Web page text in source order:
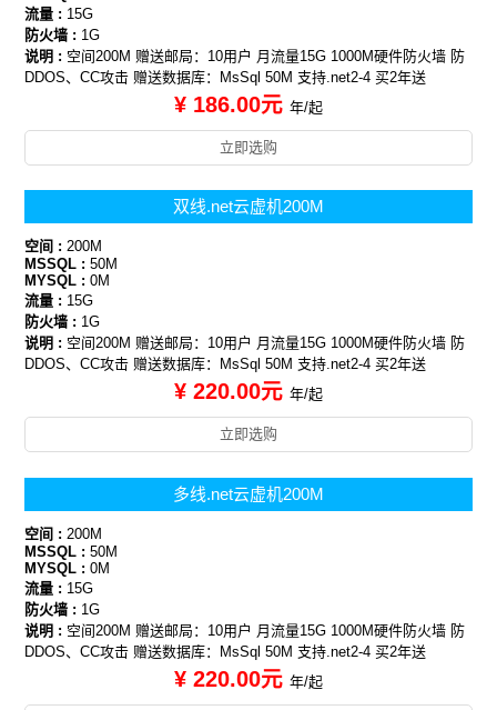
流量 : 15G
防火墙 : 1G
说明 : 空间200M 赠送邮局：10用户 月流量15G 1000M硬件防火墙 防
DDOS、CC攻击 赠送数据库：MsSql 50M 支持.net2-4 买2年送
¥ 186.00元 年/起
立即选购
双线.net云虚机200M
空间 :200M
MSSQL :50M
MYSQL :0M
流量 : 15G
防火墙 : 1G
说明 : 空间200M 赠送邮局：10用户 月流量15G 1000M硬件防火墙 防
DDOS、CC攻击 赠送数据库：MsSql 50M 支持.net2-4 买2年送
¥ 220.00元 年/起
立即选购
多线.net云虚机200M
空间 : 200M
MSSQL :50M
MYSQL :0M
流量 : 15G
防火墙 : 1G
说明 : 空间200M 赠送邮局：10用户 月流量15G 1000M硬件防火墙 防
DDOS、CC攻击 赠送数据库：MsSql 50M 支持.net2-4 买2年送
¥ 220.00元 年/起